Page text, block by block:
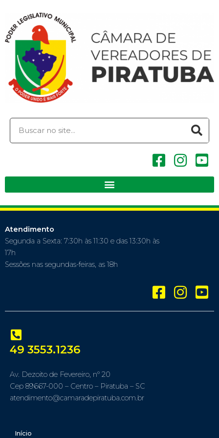
Atendimento
Segunda a Sexta: 7:30h às 11:30 e das 13:30h às
17h
Sessões nas segundas-feiras, as 18h
49 3553.1236
Av. Dezoito de Fevereiro, nº 20
Cep 89667-000 – Centro – Piratuba – SC
atendimento@camaradepiratuba.com.br
Início